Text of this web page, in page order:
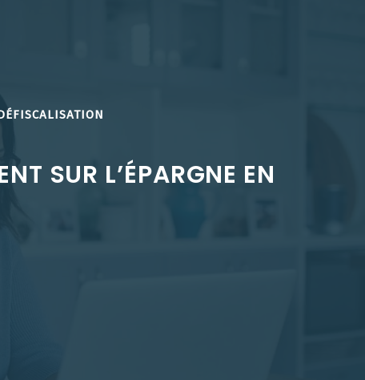
SUR L’ÉPARGNE EN